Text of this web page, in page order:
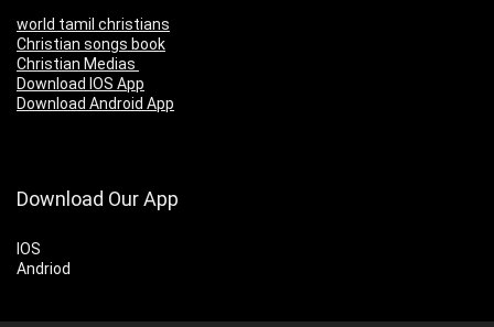
world tamil christians
Christian songs book
Christian Medias
Download IOS App
Download Android App
Download Our App
IOS
Andriod